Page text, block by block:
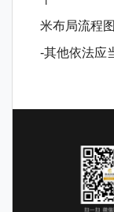
米布局流程
-其他依法应